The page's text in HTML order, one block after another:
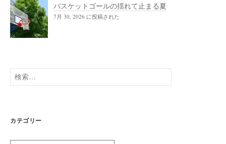
バスケットゴールの揺れて止まる夏
7月 30, 2026 に投稿された
検
索:
カテゴリー